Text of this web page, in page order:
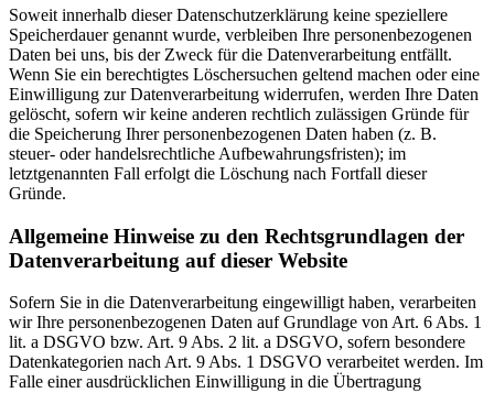
Soweit innerhalb dieser Datenschutzerklärung keine speziellere
Speicherdauer genannt wurde, verbleiben Ihre personenbezogenen
Daten bei uns, bis der Zweck für die Datenverarbeitung entfällt.
Wenn Sie ein berechtigtes Löschersuchen geltend machen oder eine
Einwilligung zur Datenverarbeitung widerrufen, werden Ihre Daten
gelöscht, sofern wir keine anderen rechtlich zulässigen Gründe für
die Speicherung Ihrer personenbezogenen Daten haben (z. B.
steuer- oder handelsrechtliche Aufbewahrungsfristen); im
letztgenannten Fall erfolgt die Löschung nach Fortfall dieser
Gründe.
Allgemeine Hinweise zu den Rechtsgrundlagen der
Datenverarbeitung auf dieser Website
Sofern Sie in die Datenverarbeitung eingewilligt haben, verarbeiten
wir Ihre personenbezogenen Daten auf Grundlage von Art. 6 Abs. 1
lit. a DSGVO bzw. Art. 9 Abs. 2 lit. a DSGVO, sofern besondere
Datenkategorien nach Art. 9 Abs. 1 DSGVO verarbeitet werden. Im
Falle einer ausdrücklichen Einwilligung in die Übertragung